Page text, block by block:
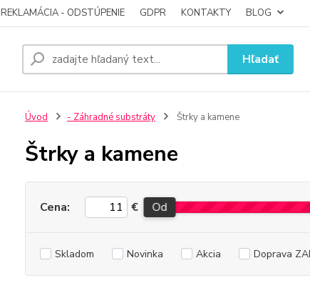
REKLAMÁCIA - ODSTÚPENIE GDPR KONTAKTY BLOG
Hľadať
Úvod - Záhradné substráty Štrky a kamene
Štrky a kamene
Cena: € Od
Skladom Novinka Akcia Doprava